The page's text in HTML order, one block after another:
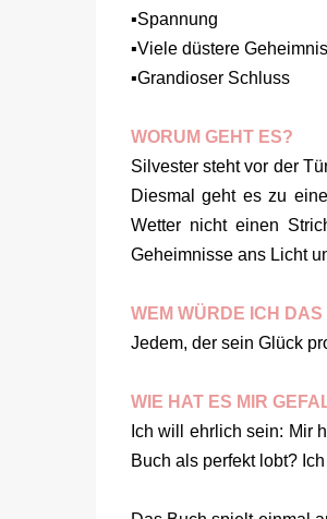
▪️Spannung
▪️Viele düstere
▪️Grandioser Schluss
WORUM GEHT ES?
Silvester steht vor der
Diesmal geht es zu
Wetter nicht einen
Geheimnisse ans Licht
WEM WÜRDE ICH
Jedem, der sein Glück
WIE HAT ES MIR
Ich will ehrlich sein: Mir
Buch als perfekt lobt?